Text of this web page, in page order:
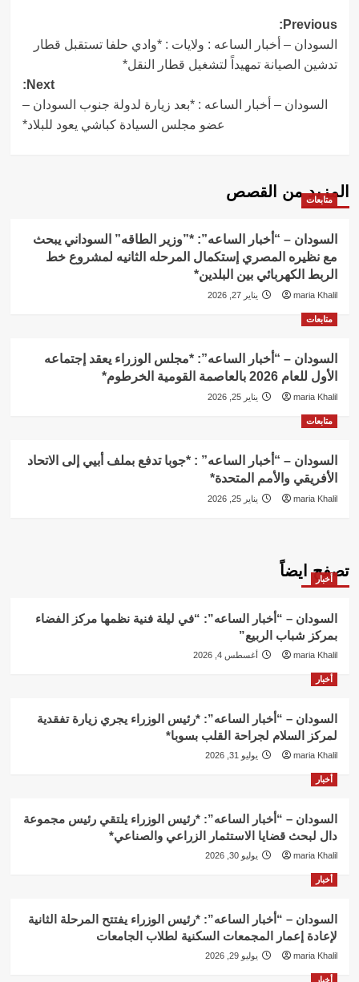
Post
navigation
Previous:
السودان – أخبار الساعه : ولايات : *وادي حلفا تستقبل قطار
تدشين الصيانة تمهيداً لتشغيل قطار النقل*
Next:
السودان – أخبار الساعه : *بعد زيارة لدولة جنوب السودان –
عضو مجلس السيادة كباشي يعود للبلاد*
المزيد من القصص
متابعات
السودان – “أخبار الساعه”: *”وزير الطاقه” السوداني يبحث
مع نظيره المصري إستكمال المرحله الثانيه لمشروع خط
الربط الكهربائي بين البلدين*
maria Khalil يناير 27, 2026
متابعات
السودان – “أخبار الساعه”: *مجلس الوزراء يعقد إجتماعه
الأول للعام 2026 بالعاصمة القومية الخرطوم*
maria Khalil يناير 25, 2026
متابعات
السودان – “أخبار الساعه” : *جوبا تدفع بملف أبيي إلى الاتحاد
الأفريقي والأمم المتحدة*
maria Khalil يناير 25, 2026
تصفح ايضاً
أخبار
السودان – “أخبار الساعه”: “في ليلة فنية نظمها مركز الفضاء
بمركز شباب الربيع”
maria Khalil أغسطس 4, 2026
أخبار
السودان – “أخبار الساعه”: *رئيس الوزراء يجري زيارة تفقدية
لمركز السلام لجراحة القلب بسوبا*
maria Khalil يوليو 31, 2026
أخبار
السودان – “أخبار الساعه”: *رئيس الوزراء يلتقي رئيس مجموعة
دال لبحث قضايا الاستثمار الزراعي والصناعي*
maria Khalil يوليو 30, 2026
أخبار
السودان – “أخبار الساعه”: *رئيس الوزراء يفتتح المرحلة الثانية
لإعادة إعمار المجمعات السكنية لطلاب الجامعات
maria Khalil يوليو 29, 2026
أخبار